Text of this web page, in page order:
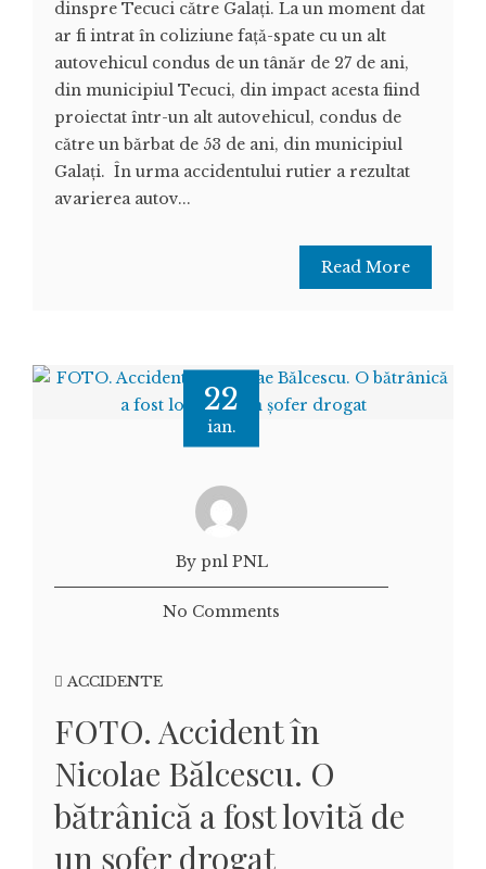
dinspre Tecuci către Galați. La un moment dat
ar fi intrat în coliziune față-spate cu un alt
autovehicul condus de un tânăr de 27 de ani,
din municipiul Tecuci, din impact acesta fiind
proiectat într-un alt autovehicul, condus de
către un bărbat de 53 de ani, din municipiul
Galați. În urma accidentului rutier a rezultat
avarierea autov...
Read More
22
ian.
By pnl PNL
No Comments
ACCIDENTE
FOTO. Accident în
Nicolae Bălcescu. O
bătrânică a fost lovită de
un șofer drogat